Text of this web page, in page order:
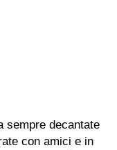
sempre decantate
con amici e in